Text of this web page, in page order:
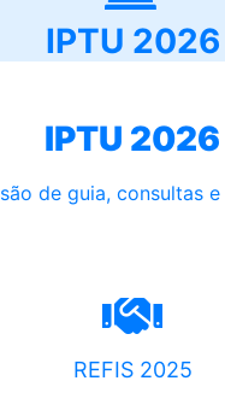
IPTU 2026
IPTU 2026
de guia, consultas
REFIS 2025